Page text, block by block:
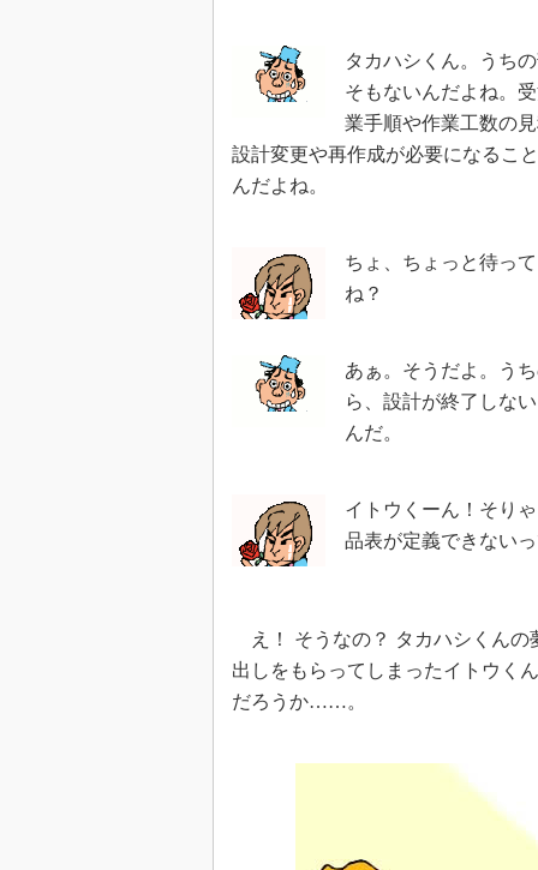
タカハシくん。うち
そもないんだよね。
業手順や作業工数の
設計変更や再作成が必要になるこ
んだよね。
ちょ、ちょっと待っ
ね？
あぁ。そうだよ。う
ら、設計が終了しな
んだ。
イトウくーん！そり
品表が定義できない
え！ そうなの？ タカハシくんの
出しをもらってしまったイトウく
だろうか……。